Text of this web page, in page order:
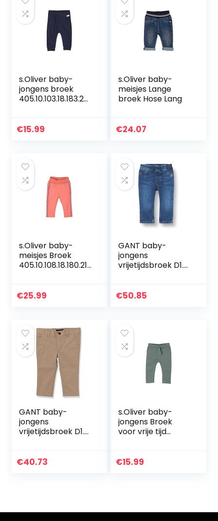
s.Oliver baby-
jongens broek
405.10.103.18.183.20
€15.99
s.Oliver baby-
meisjes Lange
broek Hose Lang
€24.07
s.Oliver baby-
meisjes Broek
405.10.108.18.180.210
€25.99
GANT baby-
jongens
vrijetijdsbroek D1.
€50.85
GANT baby-
jongens
vrijetijdsbroek D1.
€40.73
s.Oliver baby-
jongens Broek
voor vrije tijd
€15.99